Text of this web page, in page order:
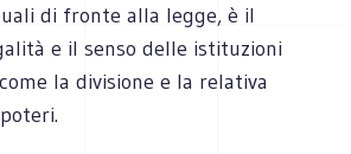
di fronte alla legge, è il
e il senso delle istituzioni
la divisione e la relativa